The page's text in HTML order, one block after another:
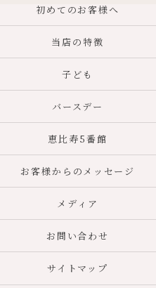
初めてのお客様へ
当店の特徴
子ども
バースデー
恵比寿5番館
お客様からのメッセージ
メディア
お問い合わせ
サイトマップ